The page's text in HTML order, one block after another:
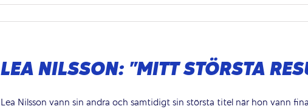
LEA NILSSON: ”MITT STÖRSTA
Lea Nilsson vann sin andra och samtidigt sin största titel när hon vann